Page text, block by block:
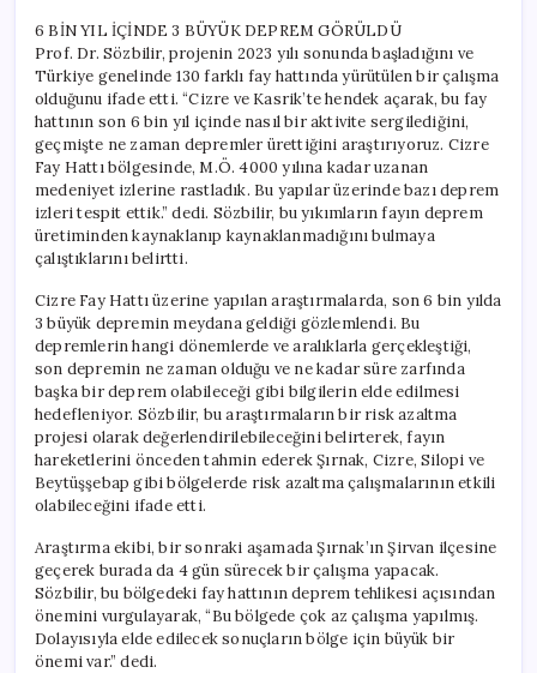
6 BİN YIL İÇİNDE 3 BÜYÜK DEPREM GÖRÜLDÜ
Prof. Dr. Sözbilir, projenin 2023 yılı sonunda başladığını ve
Türkiye genelinde 130 farklı fay hattında yürütülen bir çalışma
olduğunu ifade etti. “Cizre ve Kasrik’te hendek açarak, bu fay
hattının son 6 bin yıl içinde nasıl bir aktivite sergilediğini,
geçmişte ne zaman depremler ürettiğini araştırıyoruz. Cizre
Fay Hattı bölgesinde, M.Ö. 4000 yılına kadar uzanan
medeniyet izlerine rastladık. Bu yapılar üzerinde bazı deprem
izleri tespit ettik.” dedi. Sözbilir, bu yıkımların fayın deprem
üretiminden kaynaklanıp kaynaklanmadığını bulmaya
çalıştıklarını belirtti.
Cizre Fay Hattı üzerine yapılan araştırmalarda, son 6 bin yılda
3 büyük depremin meydana geldiği gözlemlendi. Bu
depremlerin hangi dönemlerde ve aralıklarla gerçekleştiği,
son depremin ne zaman olduğu ve ne kadar süre zarfında
başka bir deprem olabileceği gibi bilgilerin elde edilmesi
hedefleniyor. Sözbilir, bu araştırmaların bir risk azaltma
projesi olarak değerlendirilebileceğini belirterek, fayın
hareketlerini önceden tahmin ederek Şırnak, Cizre, Silopi ve
Beytüşşebap gibi bölgelerde risk azaltma çalışmalarının etkili
olabileceğini ifade etti.
Araştırma ekibi, bir sonraki aşamada Şırnak’ın Şirvan ilçesine
geçerek burada da 4 gün sürecek bir çalışma yapacak.
Sözbilir, bu bölgedeki fay hattının deprem tehlikesi açısından
önemini vurgulayarak, “Bu bölgede çok az çalışma yapılmış.
Dolayısıyla elde edilecek sonuçların bölge için büyük bir
önemi var.” dedi.